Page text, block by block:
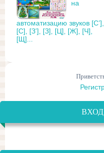
на
автоматизацию звуков [С’],
[С], [З’], [З], [Ц], [Ж], [Ч],
[Щ]...